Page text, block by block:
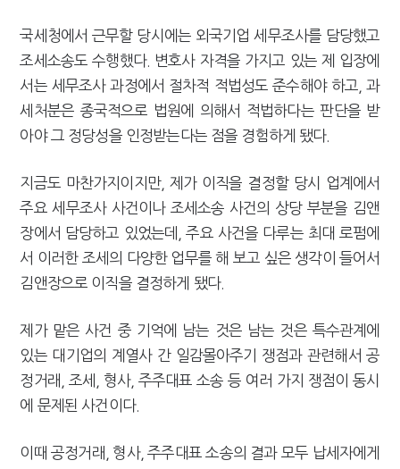
국세청에서 근무할 당시에는 외국기업 세무조사를 담당했고
조세소송도 수행했다. 변호사 자격을 가지고 있는 제 입장에
서는 세무조사 과정에서 절차적 적법성도 준수해야 하고, 과
세처분은 종국적으로 법원에 의해서 적법하다는 판단을 받
아야 그 정당성을 인정받는다는 점을 경험하게 됐다.
지금도 마찬가지이지만, 제가 이직을 결정할 당시 업계에서
주요 세무조사 사건이나 조세소송 사건의 상당 부분을 김앤
장에서 담당하고 있었는데, 주요 사건을 다루는 최대 로펌에
서 이러한 조세의 다양한 업무를 해 보고 싶은 생각이 들어서
김앤장으로 이직을 결정하게 됐다.
제가 맡은 사건 중 기억에 남는 것은 남는 것은 특수관계에
있는 대기업의 계열사 간 일감몰아주기 쟁점과 관련해서 공
정거래, 조세, 형사, 주주대표 소송 등 여러 가지 쟁점이 동시
에 문제된 사건이다.
이때 공정거래, 형사, 주주대표 소송의 결과 모두 납세자에게